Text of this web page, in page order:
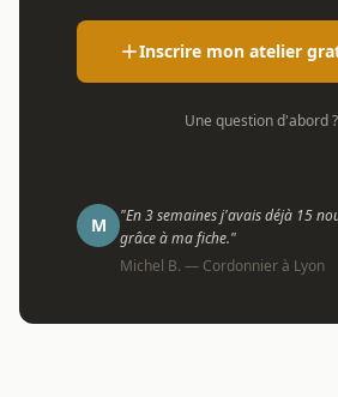
Inscrire mon atelier
Une question d'abord ?
M
"En 3 semaines j'avais déjà 15
grâce à ma fiche."
Michel B. — Cordonnier à Lyon